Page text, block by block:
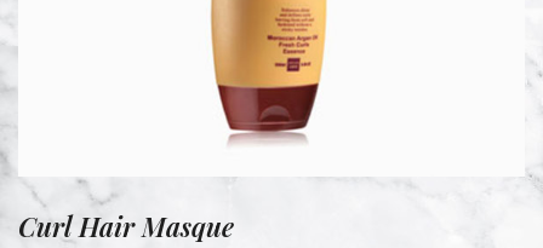
Curl Hair Masque